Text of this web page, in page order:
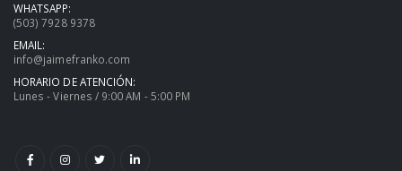
WHATSAPP:
(503) 7928 9378
EMAIL:
info@jaimefranko.com
HORARIO DE ATENCIÓN:
Lunes - Viernes / 9:00 AM - 5:00 PM